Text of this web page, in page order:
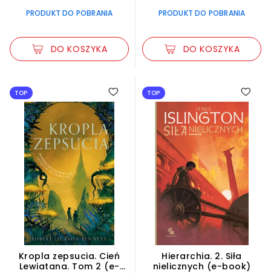
PRODUKT DO POBRANIA
DO KOSZYKA
PRODUKT DO POBRANIA
DO KOSZYKA
TOP
Kropla zepsucia. Cień
Lewiatana. Tom 2 (e-
TOP
Hierarchia. 2. Siła
nielicznych (e-book)